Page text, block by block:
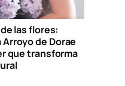
las flores:
de Dorae
que transforma